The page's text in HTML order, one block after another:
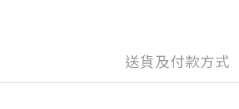
送貨及付款方式